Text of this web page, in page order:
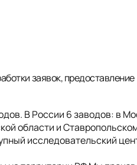
заявок, предоставление
В России 6 заводов: в
области и
исследовательский